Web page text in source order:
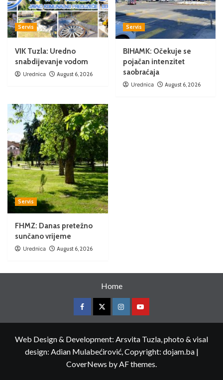
Servis
VIK Tuzla: Uredno
snabdijevanje vodom
Urednica August 6, 2026
Servis
BIHAMK: Očekuje se
pojačan intenzitet
saobraćaja
Urednica August 6, 2026
Servis
FHMZ: Danas pretežno
sunčano vrijeme
Urednica August 6, 2026
Home
Web Design & Development: Arsvita Tuzla, photo & visal
design: Adian Mulabećirović, Copyright: dojam.ba |
CoverNews by AF themes.